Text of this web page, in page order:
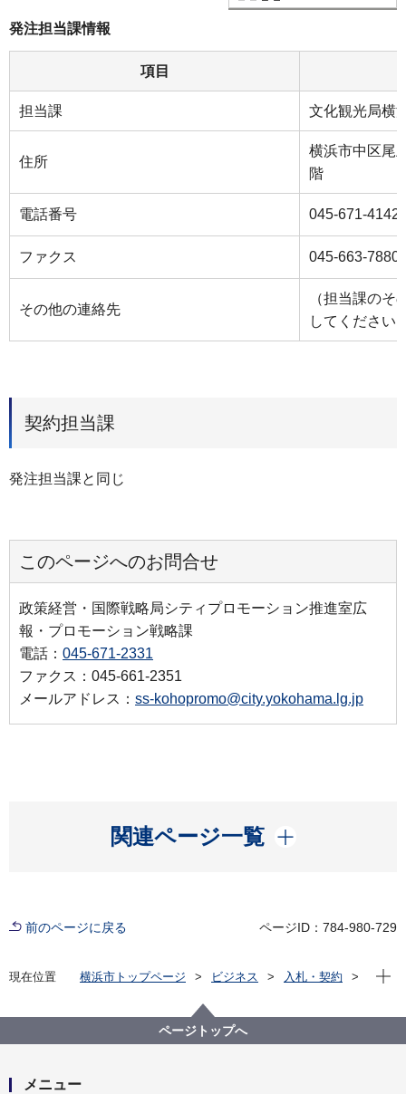
発注担当課情報
項目
担当課 文化観光局横
住所
横浜市中区尾
階
電話番号 045-671-4142
ファクス 045-663-7880
その他の連絡先
（担当課のそ
してください
契約担当課
発注担当課と同じ
このページへのお問合せ
政策経営・国際戦略局シティプロモーション推進室広
報・プロモーション戦略課
電話： 045-671-2331
ファクス：045-661-2351
メールアドレス： ss-kohopromo@city.yokohama.lg.jp
関連ページ一覧
開く
前のページに戻る ページID：784-980-729
現在位置 横浜市トップページ ビジネス
入札・契約
にぎわいスポーツ文化局
【入札結果】公募型指名競争⼊札「令和２年度横浜市
⽂化観光局公式Facebookページ広告管理委託」につい
現在
ページトップへ
メニュー